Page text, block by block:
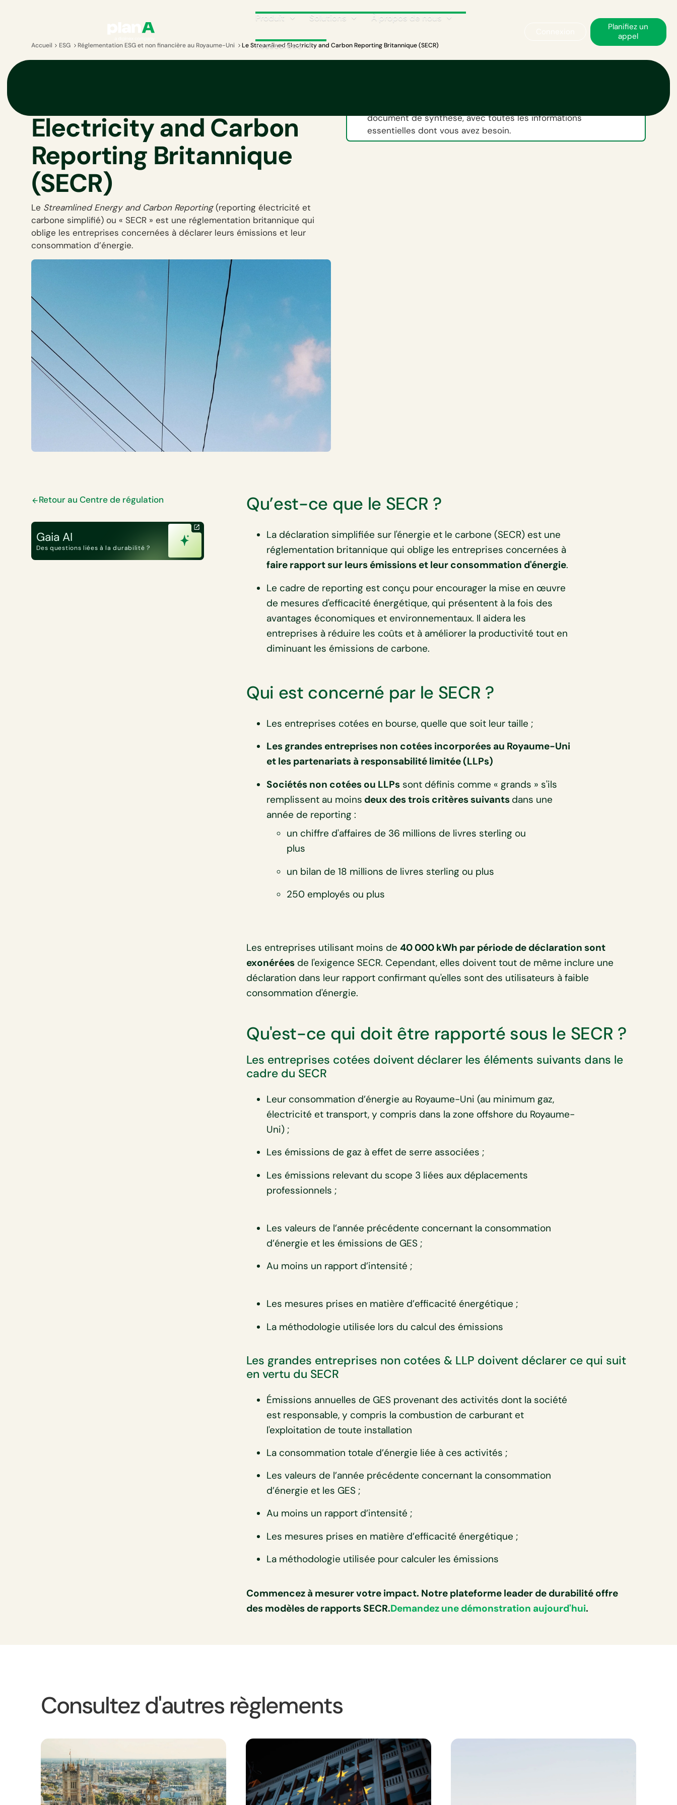
Produit Solutions À propos de nous
Ressources
Planifiez un
appel
Accueil ESG Réglementation ESG et non financière au Royaume-Uni Le Streamlined Electricity and Carbon Reporting Britannique (SECR)
document de synthèse, avec toutes les informations
essentielles dont vous avez besoin.
Electricity and Carbon
Reporting Britannique
(SECR)
Le Streamlined Energy and Carbon Reporting(reporting électricité et
carbone simplifié) ou « SECR » est une réglementation britannique qui
oblige les entreprises concernées à déclarer leurs émissions et leur
consommation d’énergie.
Retour au Centre de régulation
Gaia AI
Des questions liées à la durabilité ?
Qu’est-ce que le SECR ?
La déclaration simplifiée sur l'énergie et le carbone (SECR) est une
réglementation britannique qui oblige les entreprises concernées à
faire rapport sur leurs émissions et leur consommation d'énergie.
Le cadre de reporting est conçu pour encourager la mise en œuvre
de mesures d'efficacité énergétique, qui présentent à la fois des
avantages économiques et environnementaux. Il aidera les
entreprises à réduire les coûts et à améliorer la productivité tout en
diminuant les émissions de carbone.
Qui est concerné par le SECR ?
Les entreprises cotées en bourse, quelle que soit leur taille ;
Les grandes entreprises non cotées incorporées au Royaume-Uni
et les partenariats à responsabilité limitée (LLPs)
Sociétés non cotées ou LLPssont définis comme « grands » s'ils
remplissent au moins deux des trois critères suivants dans une
année de reporting :
un chiffre d'affaires de 36 millions de livres sterling ou
plus
un bilan de 18 millions de livres sterling ou plus
250 employés ou plus
Les entreprises utilisant moins de 40 000 kWh par période de déclaration sont
exonéréesde l'exigence SECR. Cependant, elles doivent tout de même inclure une
déclaration dans leur rapport confirmant qu'elles sont des utilisateurs à faible
consommation d'énergie.
Qu'est-ce qui doit être rapporté sous le SECR ?
Les entreprises cotées doivent déclarer les éléments suivants dans le
cadre du SECR
Leur consommation d’énergie au Royaume-Uni (au minimum gaz,
électricité et transport, y compris dans la zone offshore du Royaume-
Uni) ;
Les émissions de gaz à effet de serre associées ;
Les émissions relevant du scope 3 liées aux déplacements
professionnels ;
Les valeurs de l’année précédente concernant la consommation
d’énergie et les émissions de GES ;
Au moins un rapport d’intensité ;
Les mesures prises en matière d’efficacité énergétique ;
La méthodologie utilisée lors du calcul des émissions
Les grandes entreprises non cotées & LLP doivent déclarer ce qui suit
en vertu du SECR
Émissions annuelles de GES provenant des activités dont la société
est responsable, y compris la combustion de carburant et
l'exploitation de toute installation
La consommation totale d’énergie liée à ces activités ;
Les valeurs de l’année précédente concernant la consommation
d’énergie et les GES ;
Au moins un rapport d’intensité ;
Les mesures prises en matière d’efficacité énergétique ;
La méthodologie utilisée pour calculer les émissions
Commencez à mesurer votre impact. Notre plateforme leader de durabilité offre
des modèles de rapports SECR.Demandez une démonstration aujourd'hui.
Consultez d'autres règlements